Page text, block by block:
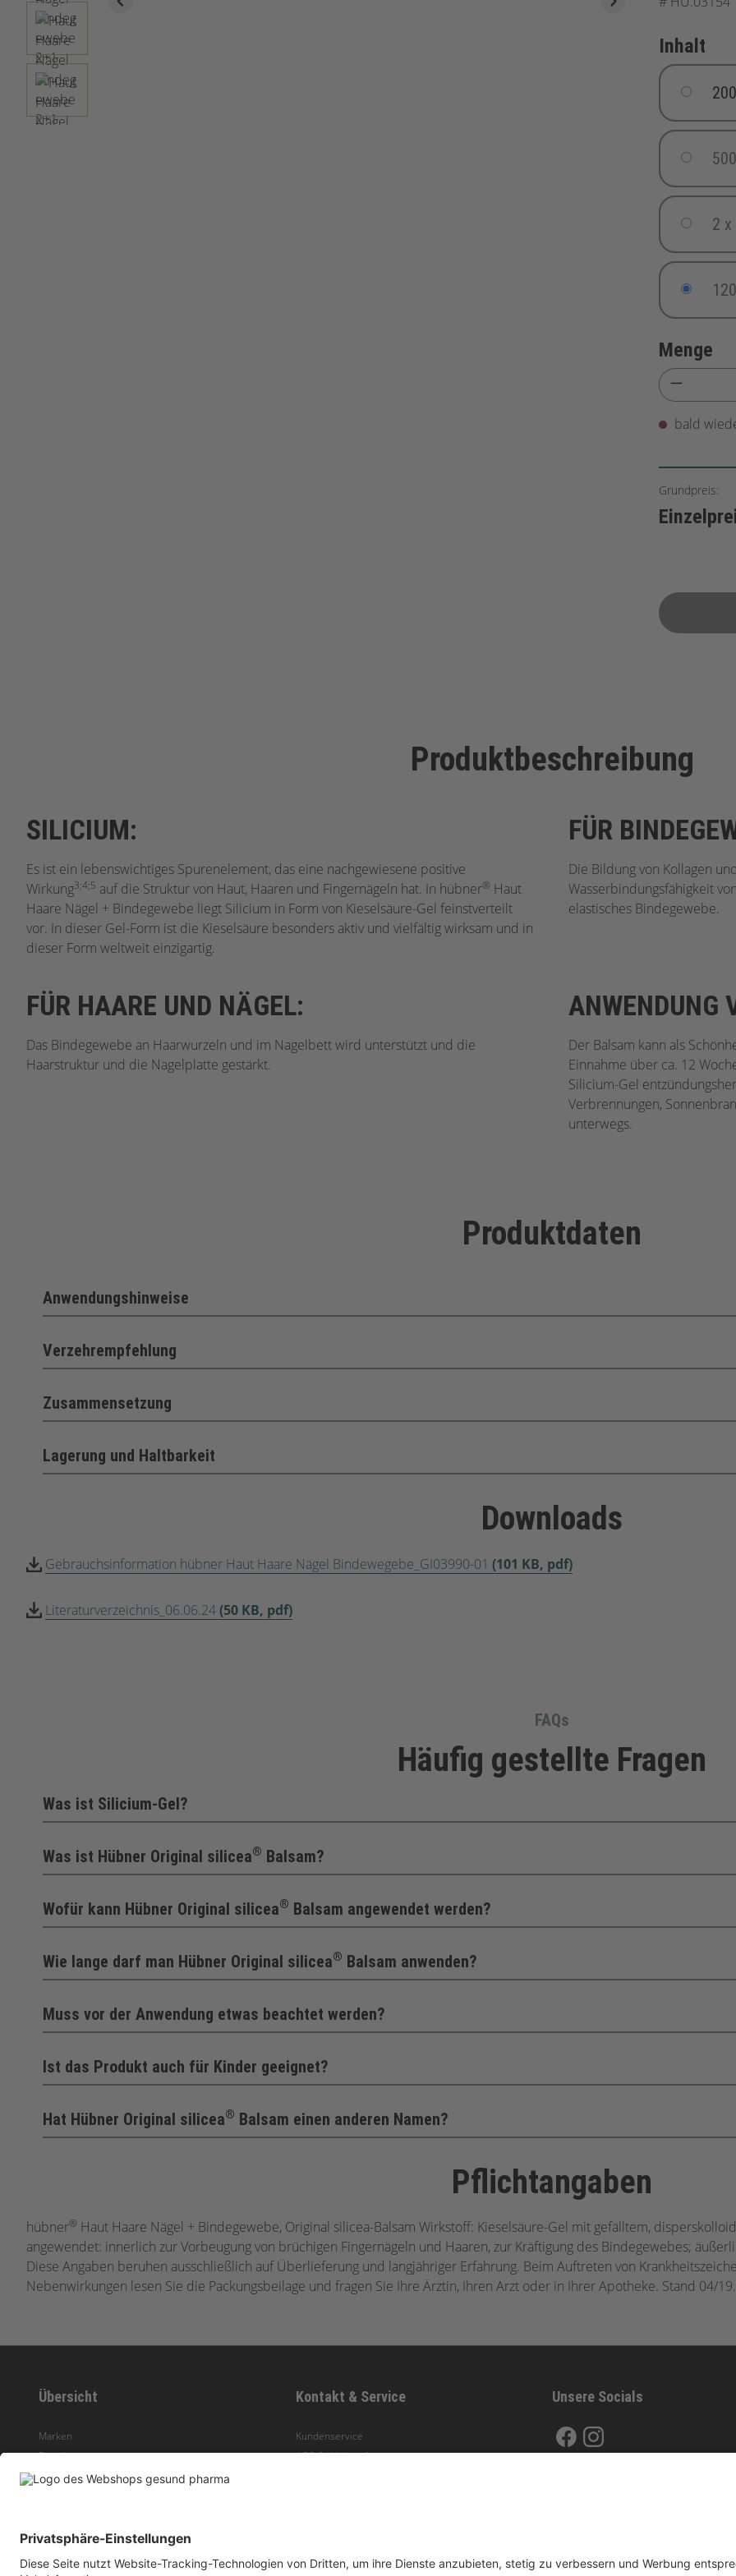
Inhalt
2 x
Menge
bald
Grundpreis:
Produktbeschreibung
SILICIUM:
Es ist ein lebenswichtiges Spurenelement, das eine nachgewiesene positive
Wirkung3;4;5 auf die Struktur von Haut, Haaren und Fingernägeln hat. In hübner® Haut
Haare Nägel + Bindegewebe liegt Silicium in Form von Kieselsäure-Gel feinstverteilt
vor. In dieser Gel-Form ist die Kieselsäure besonders aktiv und vielfältig wirksam und in
dieser Form weltweit einzigartig.
FÜR
Die Bildung von Kollagen
Wasserbindungsfähigkeit
elastisches Bindegewebe.
FÜR HAARE UND NÄGEL:
Das Bindegewebe an Haarwurzeln und im Nagelbett wird unterstützt und die
Haarstruktur und die Nagelplatte gestärkt.
ANWENDUNG
Der Balsam kann als
Einnahme über ca. 12
Silicium-Gel
Verbrennungen,
unterwegs.
Produktdaten
Anwendungshinweise
Verzehrempfehlung
Zusammensetzung
Lagerung und Haltbarkeit
Downloads
Gebrauchsinformation hübner Haut Haare Nägel Bindewegebe_GI03990-01(101 KB, pdf)
Literaturverzeichnis_06.06.24(50 KB, pdf)
FAQs
Häufig gestellte Fragen
Was ist Silicium-Gel?
Was ist Hübner Original silicea® Balsam?
Wofür kann Hübner Original silicea® Balsam angewendet werden?
Wie lange darf man Hübner Original silicea® Balsam anwenden?
Muss vor der Anwendung etwas beachtet werden?
Ist das Produkt auch für Kinder geeignet?
Hat Hübner Original silicea® Balsam einen anderen Namen?
Pflichtangaben
hübner® Haut Haare Nägel + Bindegewebe, Original silicea-Balsam Wirkstoff: Kieselsäure-Gel mit gefälltem,
angewendet: innerlich zur Vorbeugung von brüchigen Fingernägeln und Haaren, zur Kräftigung des Bindegewebes;
Diese Angaben beruhen ausschließlich auf Überlieferung und langjähriger Erfahrung. Beim Auftreten von
Nebenwirkungen lesen Sie die Packungsbeilage und fragen Sie Ihre Ärztin, Ihren Arzt oder in Ihrer Apotheke. Stand 04/
Übersicht
Marken
Ratgeber
Produkte
Kontakt & Service
Kundenservice
AGB & Widerruf
Unsere Socials